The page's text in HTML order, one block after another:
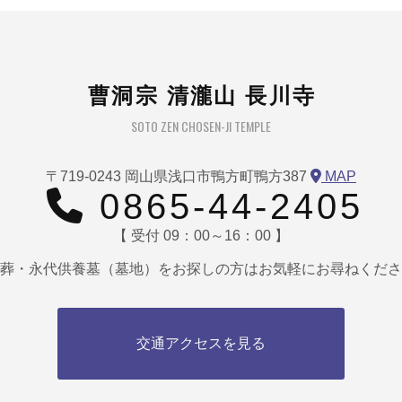
曹洞宗 清瀧山 長川寺
SOTO ZEN CHOSEN-JI TEMPLE
〒719-0243 岡山県浅口市鴨方町鴨方387 MAP
0865-44-2405
【 受付 09：00～16：00 】
・永代供養墓（墓地）をお探しの方はお気軽にお尋ねくだ
交通アクセスを見る